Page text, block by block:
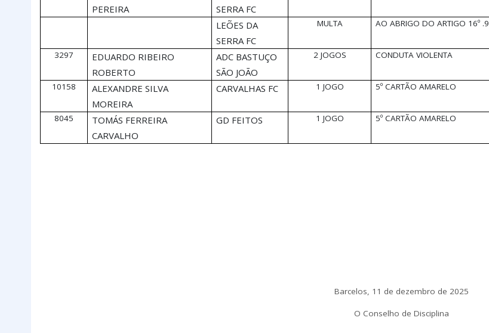
PEREIRA
SERRA FC
LEÕES DA
SERRA FC
MULTA AO ABRIGO DO ARTIGO 16º .9
3297
EDUARDO RIBEIRO
ROBERTO
ADC BASTUÇO
SÃO JOÃO
2 JOGOS CONDUTA VIOLENTA
10158
ALEXANDRE SILVA
MOREIRA
CARVALHAS FC 1 JOGO 5º CARTÃO AMARELO
8045
TOMÁS FERREIRA
CARVALHO
GD FEITOS 1 JOGO 5º CARTÃO AMARELO
Barcelos, 11 de dezembro de 2025
O Conselho de Disciplina